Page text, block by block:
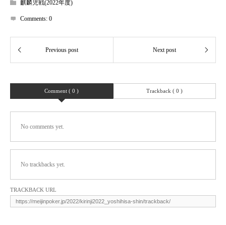
麒麟児戦(2022年度)
Comments: 0
Comment ( 0 ) Trackback ( 0 )
No comments yet.
No trackbacks yet.
TRACKBACK URL